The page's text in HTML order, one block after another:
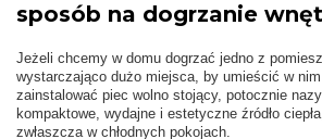
sposób na dogrzanie
Jeżeli chcemy w domu dogrzać jedno z
wystarczająco dużo miejsca, by umieścić w
zainstalować piec wolno stojący, potocznie
kompaktowe, wydajne i estetyczne źródło
zwłaszcza w chłodnych pokojach.